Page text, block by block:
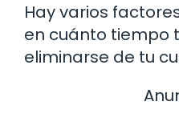
Hay varios
en cuánto tiempo
eliminarse de tu